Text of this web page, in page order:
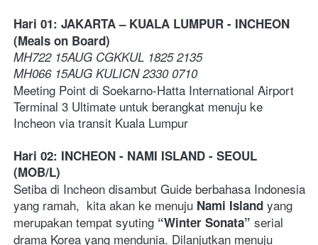
Hari 01: JAKARTA – KUALA LUMPUR - INCHEON
(Meals on Board)
MH722 15AUG CGKKUL 1825 2135
MH066 15AUG KULICN 2330 0710
Meeting Point di Soekarno-Hatta International Airport
Terminal 3 Ultimate untuk berangkat menuju ke
Incheon via transit Kuala Lumpur
Hari 02: INCHEON - NAMI ISLAND - SEOUL
(MOB/L)
Setiba di Incheon disambut Guide berbahasa Indonesia
yang ramah,  kita akan ke menuju Nami Island yang
merupakan tempat syuting “Winter Sonata” serial